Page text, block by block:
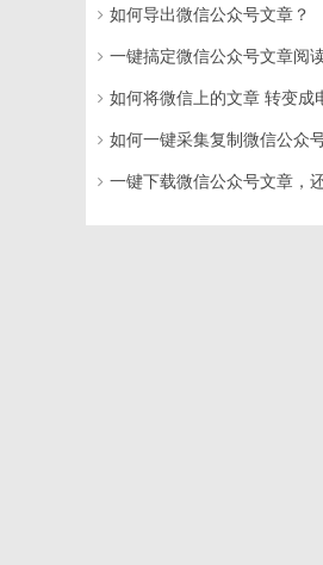
如何导出微信公众号文章？
一键搞定微信公众号文章阅
如何将微信上的文章 转变成
如何一键采集复制微信公众
一键下载微信公众号文章，